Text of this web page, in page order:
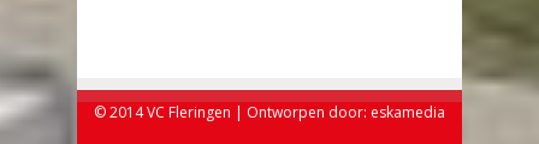
© 2014 VC Fleringen | Ontworpen door: eskamedia